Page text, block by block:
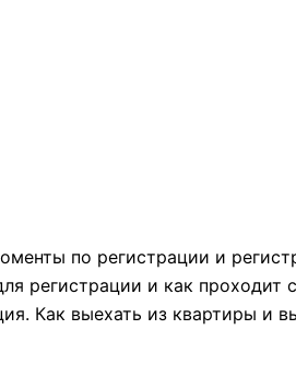
по регистрации и
регистрации и как проходит
Как выехать из квартиры и